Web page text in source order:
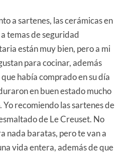
a sartenes, las cerámicas en
temas de seguridad
están muy bien, pero a mi
para cocinar, además
había comprado en su día
en buen estado mucho
Yo recomiendo las sartenes de
de Le Creuset. No
nada baratas, pero te van a
vida entera, además de que